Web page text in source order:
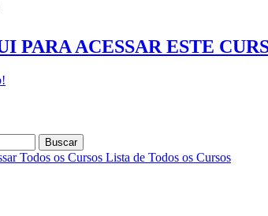
PARA ACESSAR ESTE
Buscar
Todos os Cursos Lista de Todos os Cursos